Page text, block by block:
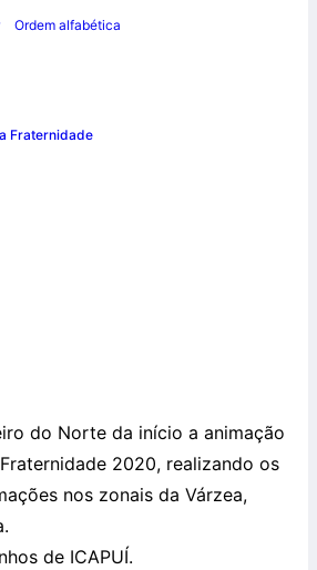
Ordem alfabética
Fraternidade
do Norte da início a animação
2020, realizando os
nos zonais da Várzea,
de ICAPUÍ.